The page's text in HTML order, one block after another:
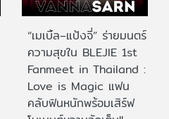
“เมเบิ้ล–แป้งจี่” ร่ายมนตร์
ความสุขใน BLEJIE 1st
Fanmeet in Thailand :
Love is Magic แฟน
คลับฟินหนักพร้อมเสิร์ฟ